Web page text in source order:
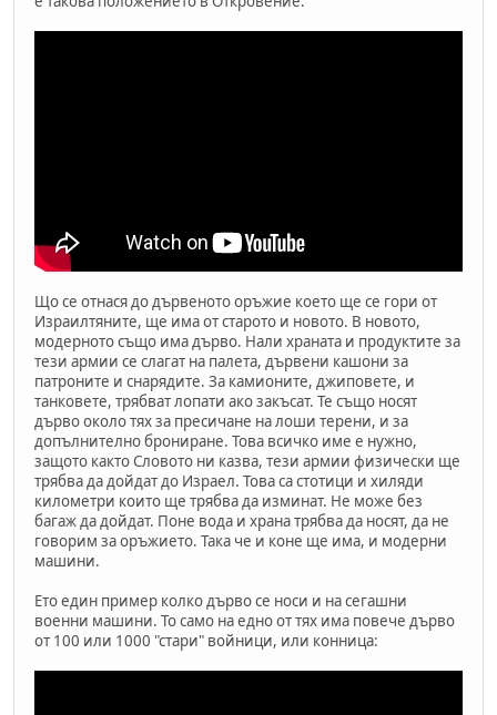
Що се отнася до дървеното оръжие което ще се гори от
Израилтяните, ще има от старото и новото. В новото,
модерното също има дърво. Нали храната и продуктите за
тези армии се слагат на палета, дървени кашони за
патроните и снарядите. За камионите, джиповете, и
танковете, трябват лопати ако закъсат. Те също носят
дърво около тях за пресичане на лоши терени, и за
допълнително брониране. Това всичко име е нужно,
защото както Словото ни казва, тези армии физически ще
трябва да дойдат до Израел. Това са стотици и хиляди
километри които ще трябва да изминат. Не може без
багаж да дойдат. Поне вода и храна трябва да носят, да не
говорим за оръжието. Така че и коне ще има, и модерни
машини.
Ето един пример колко дърво се носи и на сегашни
военни машини. То само на едно от тях има повече дърво
от 100 или 1000 "стари" войници, или конница: